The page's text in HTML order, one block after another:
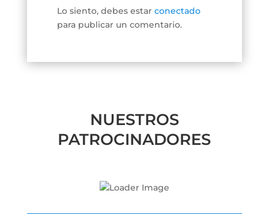
Lo siento, debes estar conectado
para publicar un comentario.
NUESTROS
PATROCINADORES